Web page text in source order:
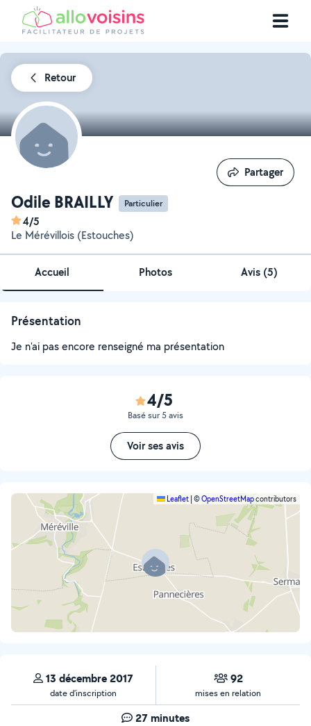
Retour
Odile BRAILLY Particulier
4/5
Le Mérévillois (Estouches)
Partager
Partager
Accueil Photos Avis (5)
Présentation
Je n'ai pas encore renseigné ma présentation
4/5
Basé sur 5 avis
Voir ses avis
Leaflet ©OpenStreetMapcontributors
13 décembre 2017
date d’inscription
92
mises en relation
27 minutes